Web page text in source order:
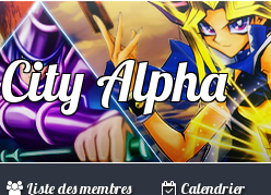
Alpha
Liste des membres Calendrier